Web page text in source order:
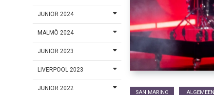
JUNIOR 2024
MALMÖ 2024
JUNIOR 2023
LIVERPOOL 2023
JUNIOR 2022
SAN MARINO ALGEMEEN